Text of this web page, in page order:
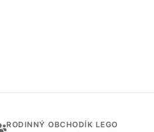
RODINNÝ OBCHODÍK LEGO